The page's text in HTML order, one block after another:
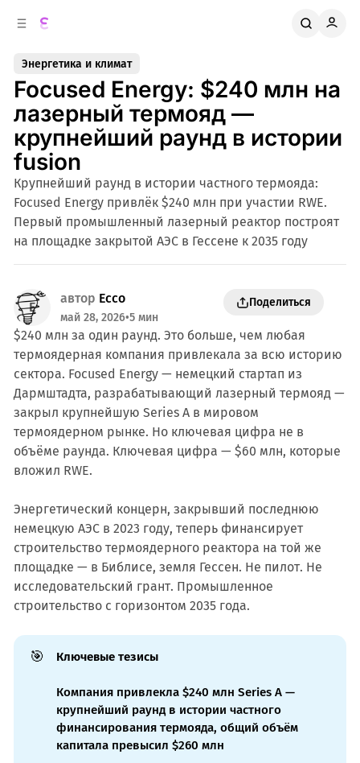
Энергетика и климат
Focused Energy: $240 млн на
лазерный термояд —
крупнейший раунд в истории
fusion
Крупнейший раунд в истории частного термояда:
Focused Energy привлёк $240 млн при участии RWE.
Первый промышленный лазерный реактор построят
на площадке закрытой АЭС в Гессене к 2035 году
автор Ecco
май 28, 2026•5 мин
Поделиться
$240 млн за один раунд. Это больше, чем любая
термоядерная компания привлекала за всю историю
сектора. Focused Energy — немецкий стартап из
Дармштадта, разрабатывающий лазерный термояд —
закрыл крупнейшую Series A в мировом
термоядерном рынке. Но ключевая цифра не в
объёме раунда. Ключевая цифра — $60 млн, которые
вложил RWE.
Энергетический концерн, закрывший последнюю
немецкую АЭС в 2023 году, теперь финансирует
строительство термоядерного реактора на той же
площадке — в Библисе, земля Гессен. Не пилот. Не
исследовательский грант. Промышленное
строительство с горизонтом 2035 года.
🎯 Ключевые тезисы
Компания привлекла $240 млн Series A —
крупнейший раунд в истории частного
финансирования термояда, общий объём
капитала превысил $260 млн